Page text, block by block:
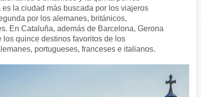
es la ciudad más buscada por los viajeros
por los alemanes, británicos,
En Cataluña, además de Barcelona, Gerona
los quince destinos favoritos de los
portugueses, franceses e italianos.